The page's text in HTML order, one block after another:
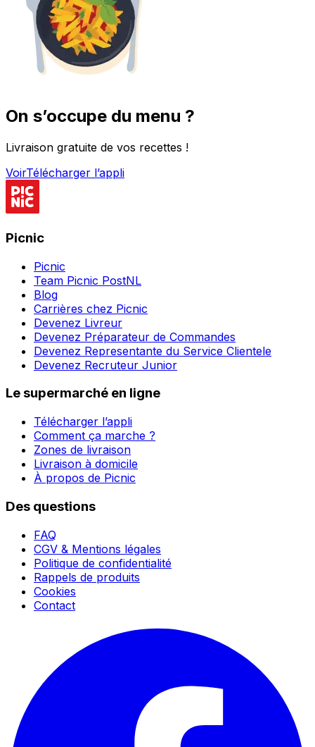
On s’occupe du menu ?
Livraison gratuite de vos recettes !
VoirTélécharger l’appli
Picnic
Picnic
Team Picnic PostNL
Blog
Carrières chez Picnic
Devenez Livreur
Devenez Préparateur de Commandes
Devenez Representante du Service Clientele
Devenez Recruteur Junior
Le supermarché en ligne
Télécharger l’appli
Comment ça marche ?
Zones de livraison
Livraison à domicile
À propos de Picnic
Des questions
FAQ
CGV & Mentions légales
Politique de confidentialité
Rappels de produits
Cookies
Contact